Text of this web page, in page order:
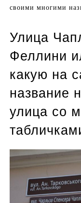
своими многими
Улица
Феллини
какую на
название
улица со